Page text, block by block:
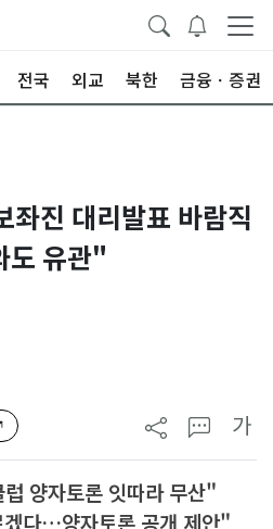
전국 외교 북한 금융ㆍ증권
진 대리발표 바람직
도 유관"
가
양자토론 잇따라 무산"
겠다…양자토론 공개 제안"